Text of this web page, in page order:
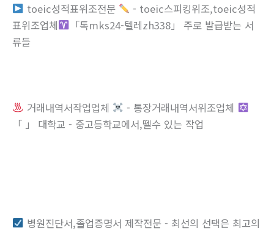
toeic성적표위조전문
- toeic스피킹위조,toeic성적
표위조업체
「톡mks24-텔레zh338」 주로 발급받는 서
류들
거래내역서작업업체
- 통장거래내역서위조업체
「 」 대학교 - 중고등학교에서,뗄수 있는 작업
병원진단서,졸업증명서 제작전문 - 최선의 선택은 최고의